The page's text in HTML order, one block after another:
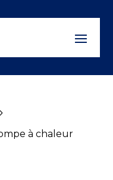
5
à chaleur